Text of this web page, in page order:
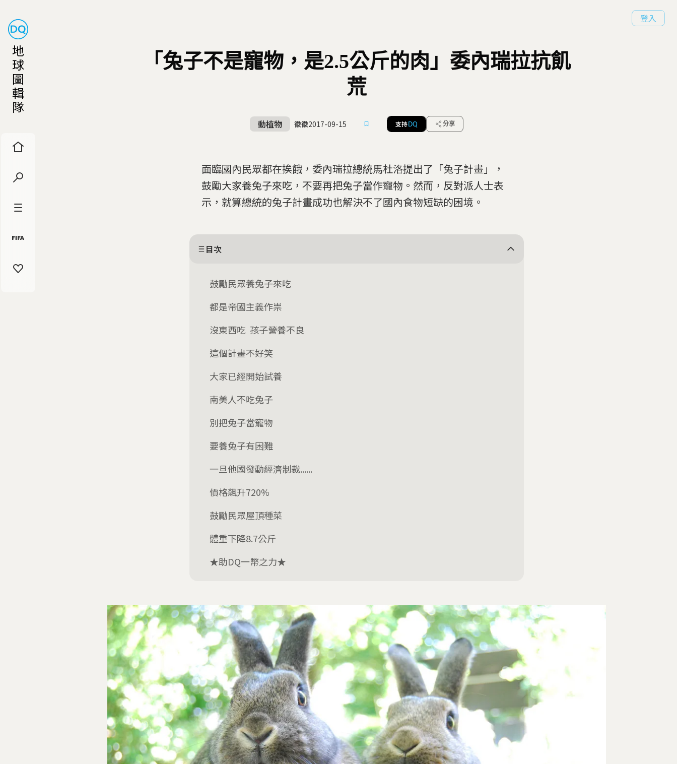
地
球
圖
輯
隊
登入
「兔子不是寵物，是2.5公斤的肉」委內瑞拉抗飢
荒
動植物 徽徽2017-09-15 支持 DQ 分享
面臨國內民眾都在挨餓，委內瑞拉總統馬杜洛提出了「兔子計畫」，
鼓勵大家養兔子來吃，不要再把兔子當作寵物。然而，反對派人士表
示，就算總統的兔子計畫成功也解決不了國內食物短缺的困境。
目次
鼓勵民眾養兔子來吃
都是帝國主義作祟
沒東西吃 孩子營養不良
這個計畫不好笑
大家已經開始試養
南美人不吃兔子
別把兔子當寵物
要養兔子有困難
一旦他國發動經濟制裁......
價格飆升720%
鼓勵民眾屋頂種菜
體重下降8.7公斤
★助DQ一幣之力★